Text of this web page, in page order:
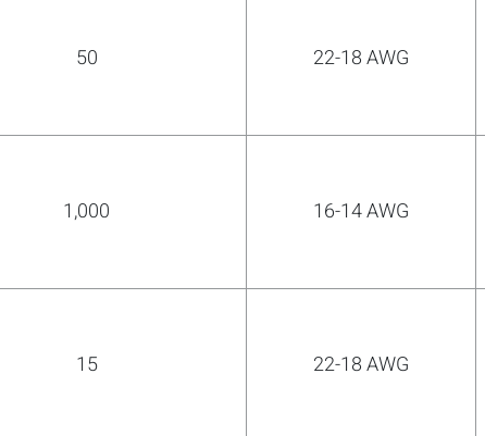
50 22-18 AWG
1,000 16-14 AWG
15 22-18 AWG